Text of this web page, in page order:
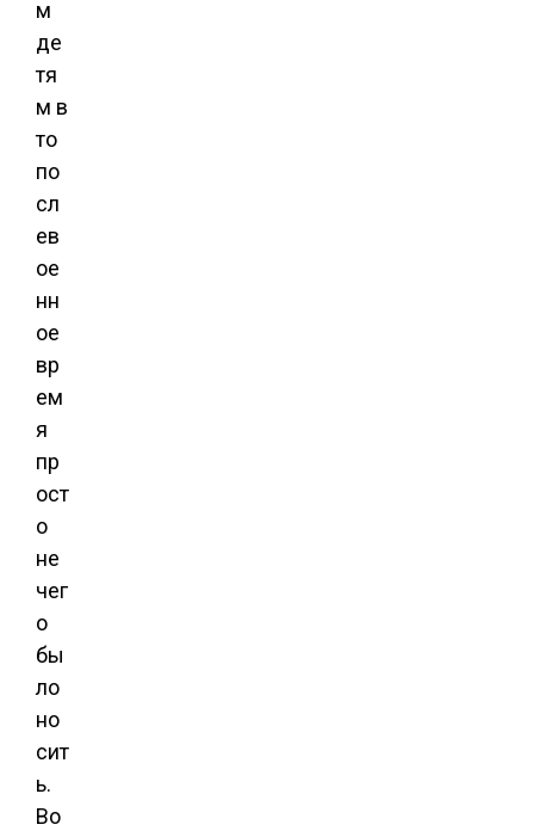
м
де
тя
м в
то
по
сл
ев
ое
нн
ое
вр
ем
я
пр
ост
о
не
чег
о
бы
ло
но
сит
ь.
Во